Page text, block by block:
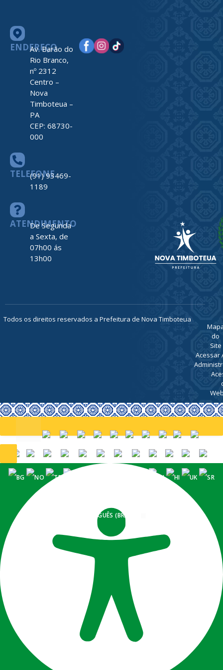
ENDEREÇO
Av. Barão do
Rio Branco,
nº 2312
Centro –
Nova
Timboteua –
PA
CEP: 68730-
000
TELEFONE
(91) 93469-
1189
ATENDIMENTO
De Segunda
a Sexta, de
07h00 ás
13h00
Todos os direitos reservados a Prefeitura de Nova Timboteua
do
Site
Acessar
PORTUGUÊS (BRASIL)